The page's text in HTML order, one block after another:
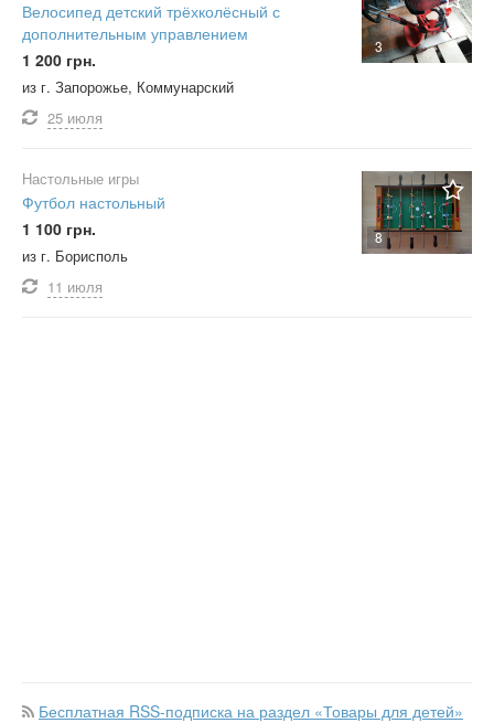
3
Велосипед детский трёхколёсный с
дополнительным управлением
1 200 грн.
из г. Запорожье, Коммунарский
25 июля
8
Настольные игры
Футбол настольный
1 100 грн.
из г. Борисполь
11 июля
Бесплатная RSS-подписка на раздел «Товары для детей»